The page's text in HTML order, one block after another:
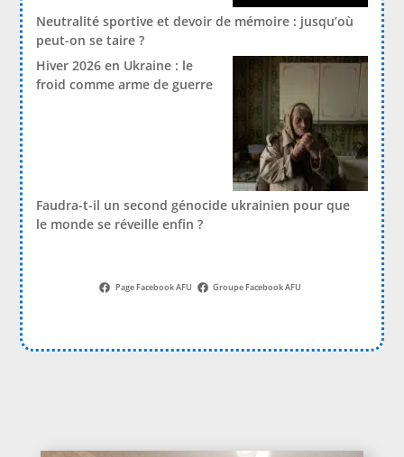
Neutralité sportive et devoir de mémoire : jusqu’où
peut-on se taire ?
Hiver 2026 en Ukraine : le
froid comme arme de guerre
Faudra-t-il un second génocide ukrainien pour que
le monde se réveille enfin ?
Page Facebook AFU Groupe Facebook AFU